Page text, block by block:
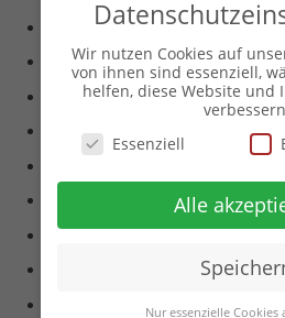
Archiv Events 2008
Archiv Events 2011
Archiv Events 2012
Archiv Events 2013
Archiv Events 2015
Archiv Events 2017
Archiv Events 2019
Wir nutzen Cookies auf
von ihnen sind essenziell,
helfen, diese Website und
Essenziell
Alle
Nur essenzielle Cookies